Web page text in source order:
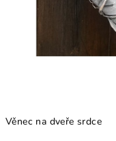
Věnec na dveře srdce